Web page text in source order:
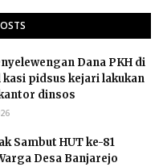
Dana PKH di
pidsus kejari lakukan
dinsos
Sambut HUT ke-81
Desa Banjarejo